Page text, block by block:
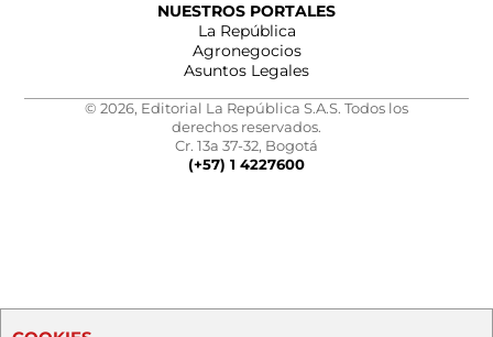
NUESTROS PORTALES
La República
Agronegocios
Asuntos Legales
© 2026, Editorial La República S.A.S. Todos los
derechos reservados.
Cr. 13a 37-32, Bogotá
(+57) 1 4227600